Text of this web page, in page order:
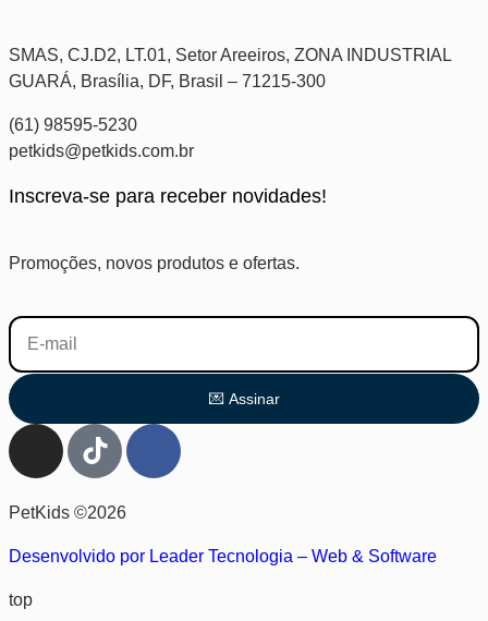
SMAS, CJ.D2, LT.01, Setor Areeiros, ZONA INDUSTRIAL
GUARÁ, Brasília, DF, Brasil – 71215-300
(61) 98595-5230
petkids@petkids.com.br
PetKids ©2026
Inscreva-se para receber novidades!
Promoções, novos produtos e ofertas.
💌 Assinar
Desenvolvido por Leader Tecnologia – Web & Software
top